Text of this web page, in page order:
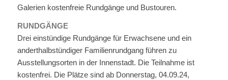
Galerien kostenfreie Rundgänge und Bustouren.
RUNDGÄNGE
Drei einstündige Rundgänge für Erwachsene und ein
anderthalbstündiger Familienrundgang führen zu
Ausstellungsorten in der Innenstadt. Die Teilnahme ist
kostenfrei. Die Plätze sind ab Donnerstag, 04.09.24,